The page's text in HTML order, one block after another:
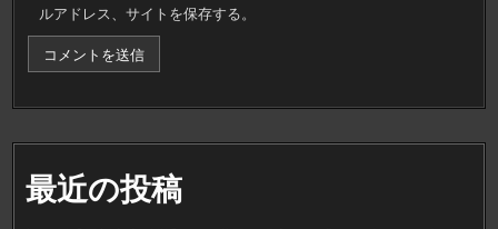
ルアドレス、サイトを保存する。
最近の投稿